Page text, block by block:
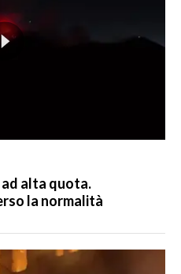
alta quota.
la normalità